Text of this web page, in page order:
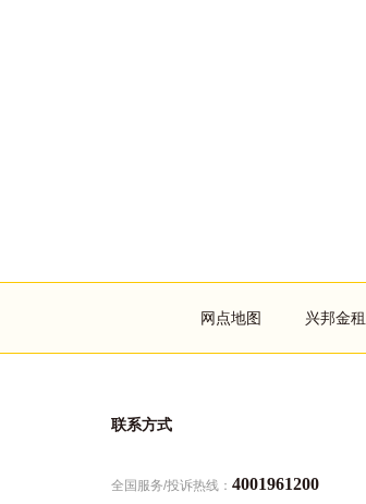
menu
网点地图 兴邦金租
联系方式
全国服务/投诉热线： 4001961200